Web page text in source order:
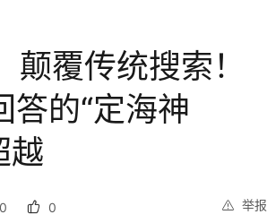
覆传统搜索！
答的“定海神
越
举报
0 0